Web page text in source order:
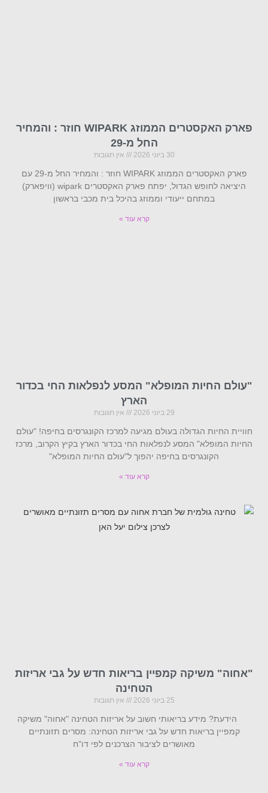
פארק האקסטרים הממוזג WIPARK חוזר : והמחיר
החל מ-29
30 ביוני 2026 אין תגובות
פארק האקסטרים הממוזג WIPARK חוזר : והמחיר החל מ-29 עם
היציאה לחופש הגדול, יפתח פארק האקסטרים wipark (וויפארק)
במתחם ייעודי וממוזג בהיכל בית מכבי בראשון
קרא עוד »
"עולם החיות המופלא" המסע לנפלאות החי בכדור
הארץ
29 ביוני 2026 אין תגובות
חוויית החיות הגדולה בעולם מגיעה למרכז הקונגרסים בחיפה! "עולם
החיות המופלא" המסע לנפלאות החי בכדור הארץ בקיץ הקרוב, מרכז
הקונגרסים בחיפה יהפוך ל"עולם החיות המופלא"
קרא עוד »
"אחוה" משיקה קמפיין בריאות חדש על גבי אריזות
הטחינה
25 ביוני 2026 אין תגובות
הידעת? מידע בריאותי חשוב על אריזות הטחינה "אחוה" משיקה
קמפיין בריאות חדש על גבי אריזות הטחינה: מסרים תזונתיים
מאושרים לציבור הצרכנים לפי דו"ח
קרא עוד »